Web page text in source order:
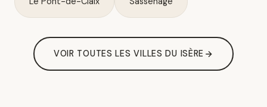
VOIR TOUTES LES VILLES DU ISÈRE